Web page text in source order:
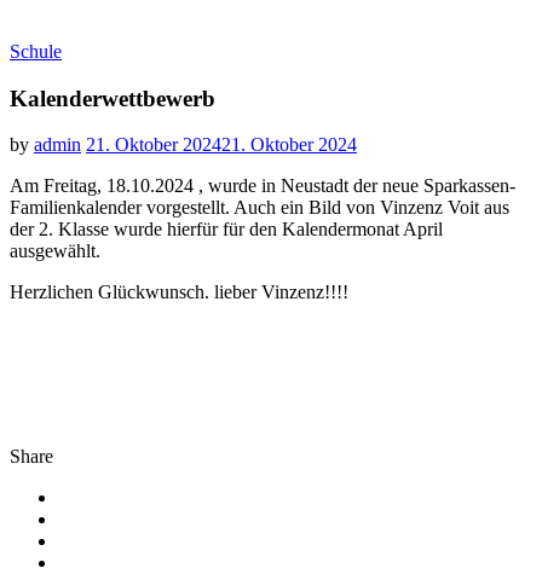
Schule
Kalenderwettbewerb
by admin 21. Oktober 202421. Oktober 2024
Am Freitag, 18.10.2024 , wurde in Neustadt der neue Sparkassen-
Familienkalender vorgestellt. Auch ein Bild von Vinzenz Voit aus
der 2. Klasse wurde hierfür für den Kalendermonat April
ausgewählt.
Herzlichen Glückwunsch. lieber Vinzenz!!!!
Share